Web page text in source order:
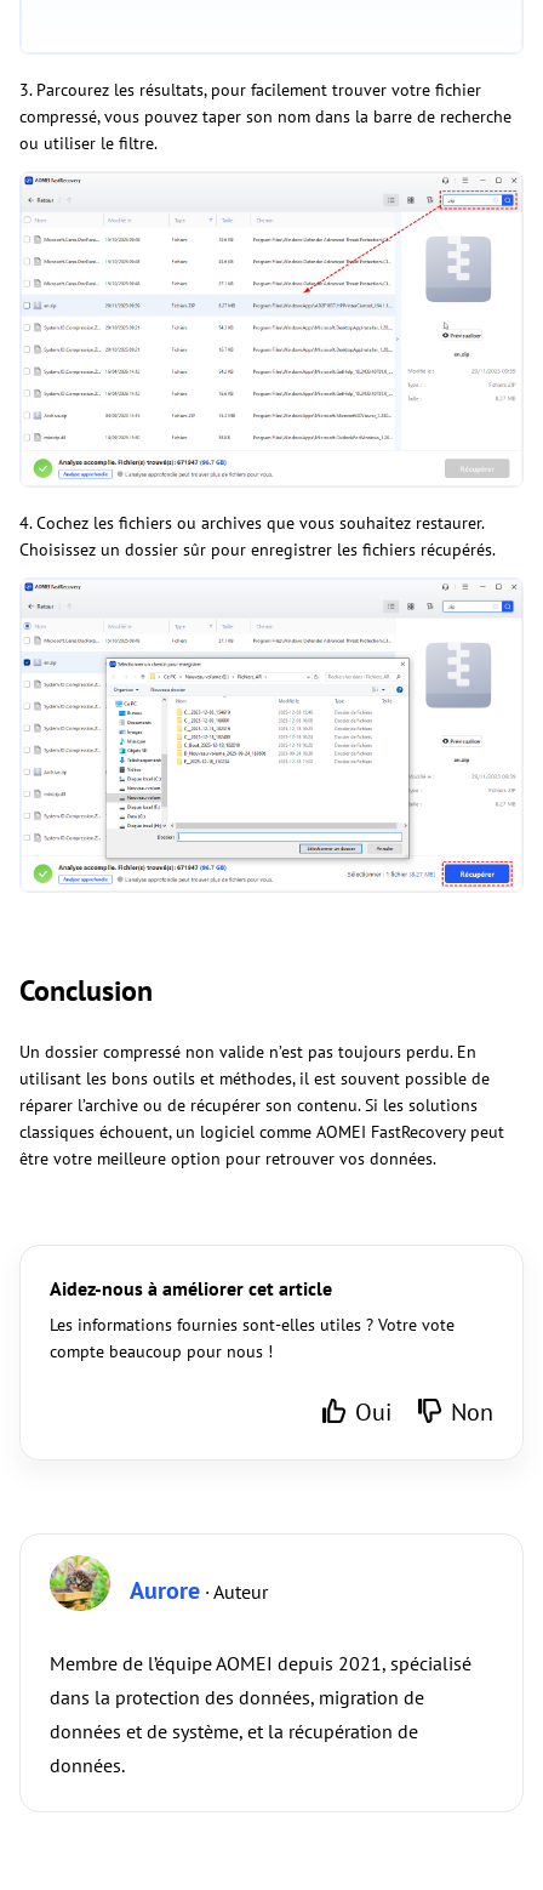
3. Parcourez les résultats, pour facilement trouver votre fichier
compressé, vous pouvez taper son nom dans la barre de recherche
ou utiliser le filtre.
4. Cochez les fichiers ou archives que vous souhaitez restaurer.
Choisissez un dossier sûr pour enregistrer les fichiers récupérés.
Conclusion
Un dossier compressé non valide n’est pas toujours perdu. En
utilisant les bons outils et méthodes, il est souvent possible de
réparer l’archive ou de récupérer son contenu. Si les solutions
classiques échouent, un logiciel comme AOMEI FastRecovery peut
être votre meilleure option pour retrouver vos données.
Aidez-nous à améliorer cet article
Les informations fournies sont-elles utiles ? Votre vote
compte beaucoup pour nous !
Oui Non
Aurore · Auteur
Membre de l’équipe AOMEI depuis 2021, spécialisé
dans la protection des données, migration de
données et de système, et la récupération de
données.